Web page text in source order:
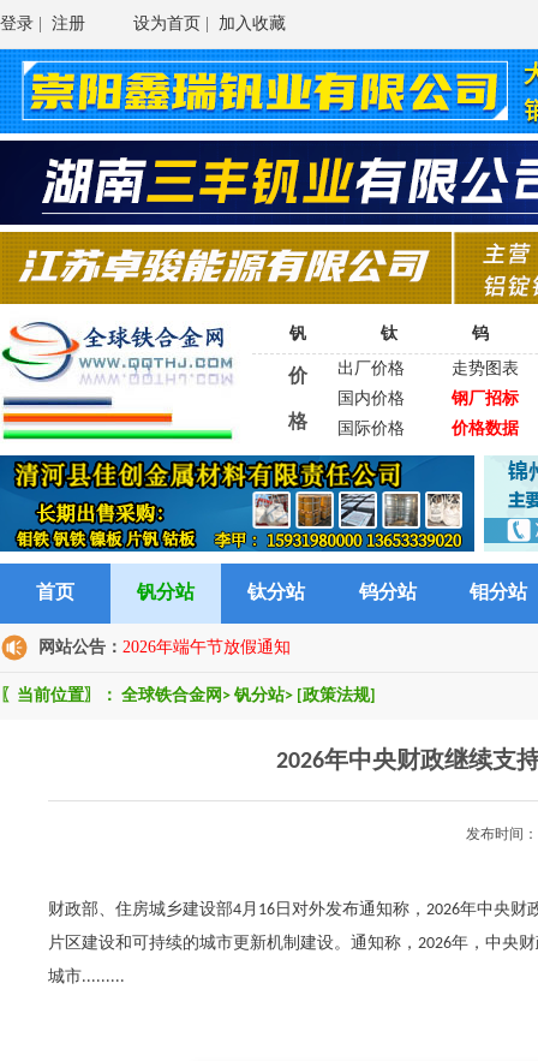
登录 注册 设为首页 加入收藏
钒 钛 钨
价
格
出厂价格
走势图表
国内价格
钢厂招标
国际价格
价格数据
首页 钒分站 钛分站 钨分站 钼分站
网站公告： 2026年端午节放假通知
〖当前位置〗： 全球铁合金网 > 钒分站> [政策法规]
2026年中央财政继续支
发布时间
财政部、住房城乡建设部4月16日对外发布通知称，2026年中央
片区建设和可持续的城市更新机制建设。通知称，2026年，中央
城市.........